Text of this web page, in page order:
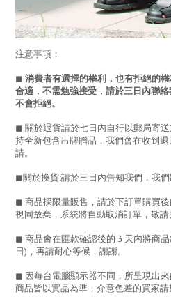
注意事項：
◼︎ 消費者有選擇的權利，也有拒絕的
合適，不需勉強接受，請於三日內聯
不會拒絕。
◼︎ 關於退貨請於七日內自行以郵局寄
持全新包含吊牌贈品，我們會在收到
請。
◼︎關於換貨:請於三日內告知我們， 我們
◼︎ 商品採限量販售，請於下訂單購買
視同放棄，系統將自動取消訂單，敬請
◼︎ 商品會在匯款確認後的 3 天內將商
日)，再請耐心等候，謝謝。
◼︎ 因每台電腦顯示器不同，所呈現出
商品皆以實品為準，介意色差的買家請